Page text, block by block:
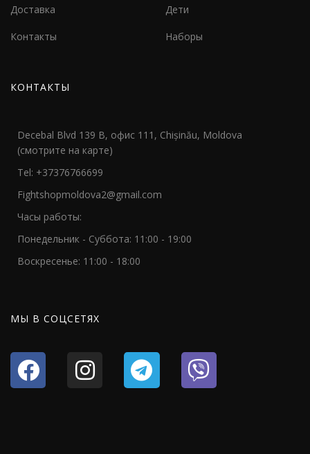
Доставка
Контакты
Дети
Наборы
КОНТАКТЫ
Decebal Blvd 139 B, офис 111, Chișinău, Moldova
(смотрите на карте)
Tel: +37376766699
Fightshopmoldova2@gmail.com
Часы работы:
Понедельник - Суббота: 11:00 - 19:00
Воскресенье: 11:00 - 18:00
МЫ В СОЦСЕТЯХ